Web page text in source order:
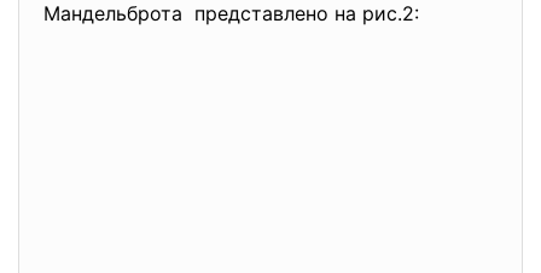
Мандельброта представлено на рис.2: